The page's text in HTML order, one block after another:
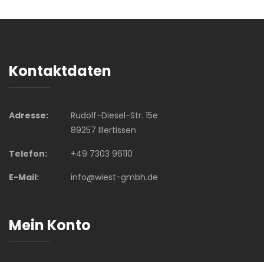
Kontaktdaten
Adresse:
Rudolf-Diesel-Str. 15e
89257 Illertissen
Telefon:
+49 7303 96110
E-Mail:
info@wiest-gmbh.de
Mein Konto